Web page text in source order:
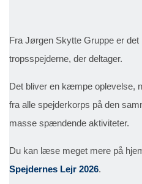
Fra Jørgen Skytte Gruppe er det
tropsspejderne, der deltager.
Det bliver en kæmpe oplevelse,
fra alle spejderkorps på den
masse spændende aktiviteter.
Du kan læse meget mere på
Spejdernes Lejr 2026.